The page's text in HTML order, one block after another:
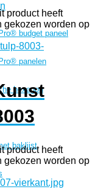
budget paneel
panelen
hexagon
baklijst
product heeft
gekozen worden op
product heeft
gekozen worden op